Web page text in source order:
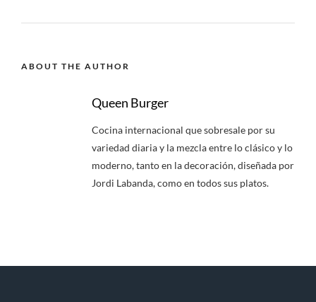
ABOUT THE AUTHOR
Queen Burger
Cocina internacional que sobresale por su
variedad diaria y la mezcla entre lo clásico y lo
moderno, tanto en la decoración, diseñada por
Jordi Labanda, como en todos sus platos.